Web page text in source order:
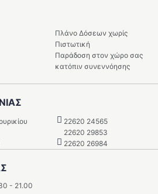
- 21.00
Πλάνο Δόσεων χωρίς
Πιστωτική
Παράδοση στον χώρο σας
κατόπιν συνεννόησης
22620 24565
22620 29853
22620 26984